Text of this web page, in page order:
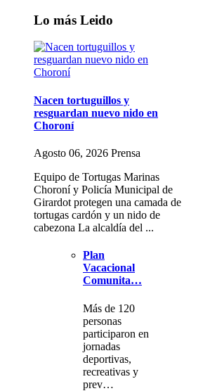
Lo más Leido
Nacen tortuguillos y
resguardan nuevo nido en
Choroní
Agosto 06, 2026 Prensa
Equipo de Tortugas Marinas
Choroní y Policía Municipal de
Girardot protegen una camada de
tortugas cardón y un nido de
cabezona La alcaldía del ...
Plan
Vacacional
Comunita…
Más de 120
personas
participaron en
jornadas
deportivas,
recreativas y
prev…